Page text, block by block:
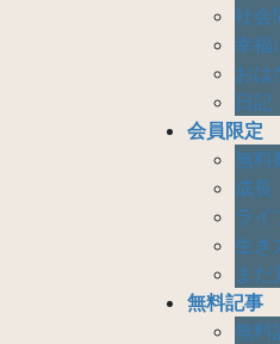
社会
幸福
おは
日記
会員限定
無料
成長
ライ
生き
ま
無料記事
無料